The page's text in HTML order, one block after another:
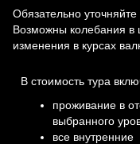
Обязательно
Возможны колебания в
изменения в курсах
В стоимость тура
проживание в
выбранного
все внутренние